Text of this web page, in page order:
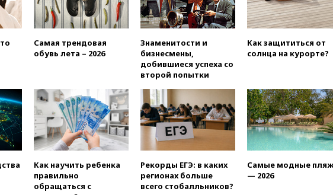
16:35
Мельникова и еще
шесть гимнастов сборной
16:16
16:00
Создатели пирамиды
АФК «Наследие» получили от
шести до 12 лет колонии
15:45
Верховный суд 10
августа рассмотрит иск о
снятии «Яблока» с выборов
15:35
Самая трендовая
обувь лета – 2026
Знаменитости и
бизнесмены,
добившиеся успеха со
второй попытки
Как защититься от
солнца на курорте?
Как научить ребенка
правильно
обращаться с
Рекорды ЕГЭ: в каких
регионах больше
всего стобалльников?
Самые модные
— 2026